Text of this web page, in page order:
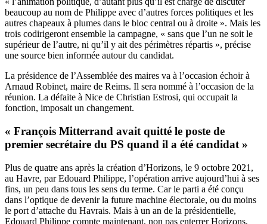
beaucoup au nom de Philippe avec d’autres forces politiques et les
autres chapeaux à plumes dans le bloc central ou à droite ». Mais les
trois codirigeront ensemble la campagne, « sans que l’un ne soit le
supérieur de l’autre, ni qu’il y ait des périmètres répartis », précise
une source bien informée autour du candidat.
La présidence de l’Assemblée des maires va à l’occasion échoir à
Arnaud Robinet, maire de Reims. Il sera nommé à l’occasion de la
réunion. La défaite à Nice de Christian Estrosi, qui occupait la
fonction, imposait un changement.
« François Mitterrand avait quitté le poste de
premier secrétaire du PS quand il a été candidat »
Plus de quatre ans après la création d’Horizons, le 9 octobre 2021,
au Havre, par Edouard Philippe, l’opération arrive aujourd’hui à ses
fins, un peu dans tous les sens du terme. Car le parti a été conçu
dans l’optique de devenir la future machine électorale, ou du moins
le port d’attache du Havrais. Mais à un an de la présidentielle,
Edouard Philippe compte maintenant, non pas enterrer Horizons,